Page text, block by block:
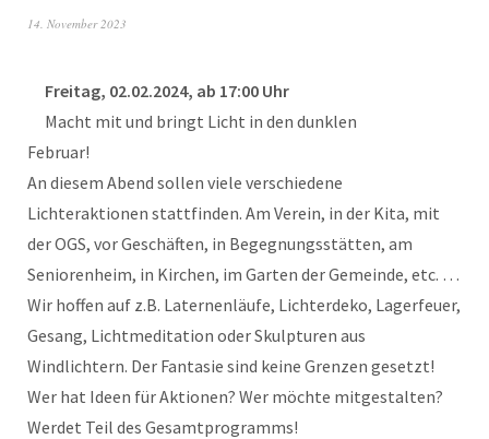
14. November 2023
Freitag, 02.02.2024, ab 17:00 Uhr
Macht mit und bringt Licht in den dunklen
Februar!
An diesem Abend sollen viele verschiedene
Lichteraktionen stattfinden. Am Verein, in der Kita, mit
der OGS, vor Geschäften, in Begegnungsstätten, am
Seniorenheim, in Kirchen, im Garten der Gemeinde, etc. …
Wir hoffen auf z.B. Laternenläufe, Lichterdeko, Lagerfeuer,
Gesang, Lichtmeditation oder Skulpturen aus
Windlichtern. Der Fantasie sind keine Grenzen gesetzt!
Wer hat Ideen für Aktionen? Wer möchte mitgestalten?
Werdet Teil des Gesamtprogramms!